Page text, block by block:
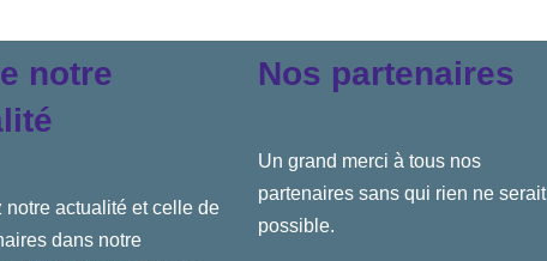
notre
notre actualité et celle de
dans notre
Nos partenaires
Un grand merci à tous nos
partenaires sans qui rien ne serait
possible.